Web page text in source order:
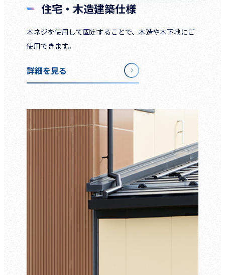
住宅・木造建築仕様
木ネジを使用して固定することで、木造や木下地にご
使用できます。
詳細を見る